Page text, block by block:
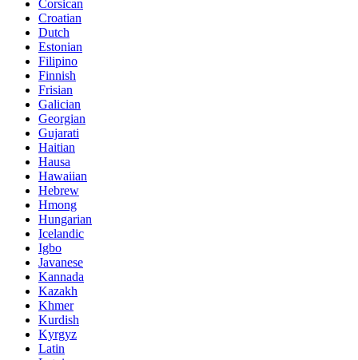
Corsican
Croatian
Dutch
Estonian
Filipino
Finnish
Frisian
Galician
Georgian
Gujarati
Haitian
Hausa
Hawaiian
Hebrew
Hmong
Hungarian
Icelandic
Igbo
Javanese
Kannada
Kazakh
Khmer
Kurdish
Kyrgyz
Latin